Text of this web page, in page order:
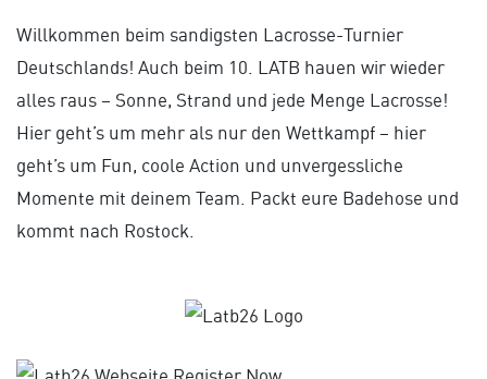
Willkommen beim sandigsten Lacrosse-Turnier
Deutschlands! Auch beim 10. LATB hauen wir wieder
alles raus – Sonne, Strand und jede Menge Lacrosse!
Hier geht’s um mehr als nur den Wettkampf – hier
geht’s um Fun, coole Action und unvergessliche
Momente mit deinem Team. Packt eure Badehose und
kommt nach Rostock.